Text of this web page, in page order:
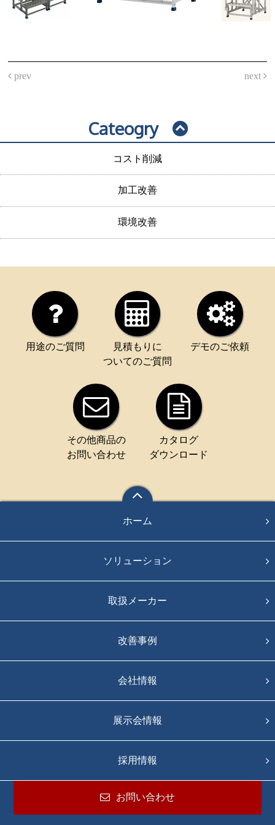
prev next
Cateogry
コスト削減
加工改善
環境改善
用途のご質問
見積もりに
ついてのご質問
デモのご依頼
その他商品の
お問い合わせ
カタログ
ダウンロード
ホーム
ソリューション
取扱メーカー
改善事例
会社情報
展示会情報
採用情報
お問い合わせ